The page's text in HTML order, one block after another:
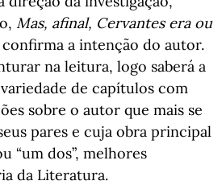
Mas, afinal, Cervantes era ou
a intenção do autor.
na leitura, logo saberá a
de capítulos com
sobre o autor que mais se
pares e cuja obra principal
“um dos”, melhores
da Literatura.